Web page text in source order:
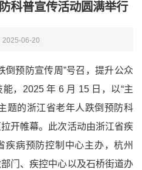
科普宣传活动圆满举行
2025-06-20
预防宣传周”号召，提升公众
，2025 年 6 月 15 日，以“主
题的浙江省老年人跌倒预防科
开帷幕。此次活动由浙江省疾
疾病预防控制中心主办，杭州
门、疾控中心以及石桥街道办